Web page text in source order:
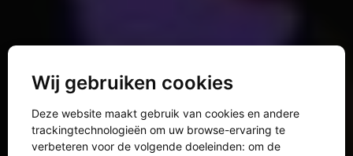
Wij gebruiken cookies
Deze website maakt gebruik van cookies en andere
trackingtechnologieën om uw browse-ervaring te
verbeteren voor de volgende doeleinden: om de